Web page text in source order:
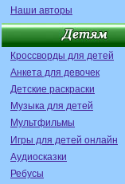
Наши авторы
Кроссворды для детей
Анкета для девочек
Детские раскраски
Музыка для детей
Мультфильмы
Игры для детей онлайн
Аудиосказки
Ребусы